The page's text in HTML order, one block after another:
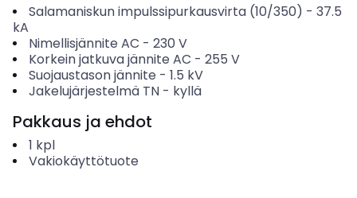
Salamaniskun impulssipurkausvirta (10/350) - 37.5
kA
Nimellisjännite AC - 230 V
Korkein jatkuva jännite AC - 255 V
Suojaustason jännite - 1.5 kV
Jakelujärjestelmä TN- kyllä
Pakkaus ja ehdot
1 kpl
Vakiokäyttötuote